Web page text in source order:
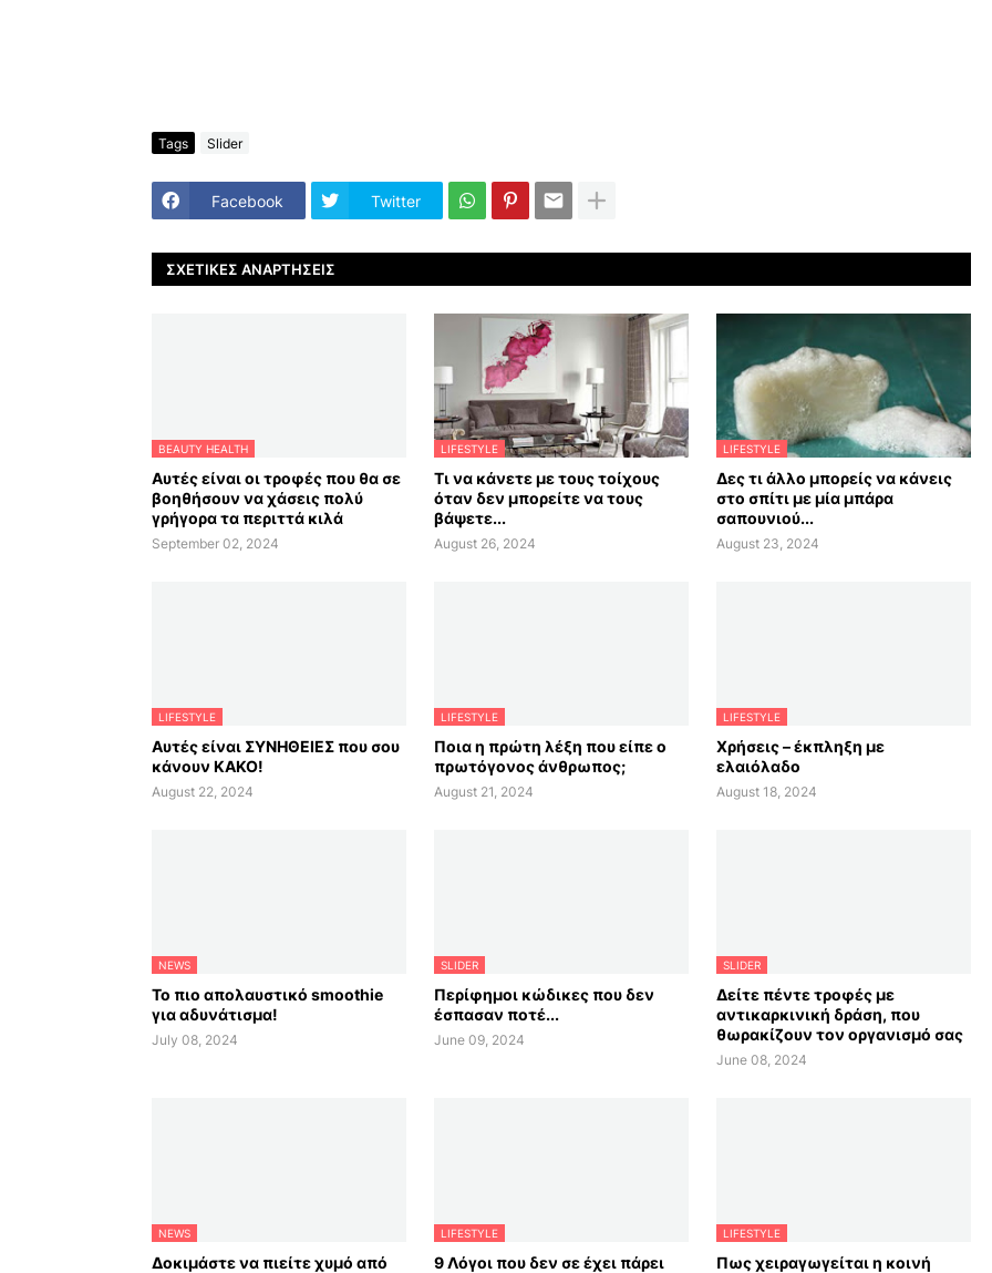
Tags Slider
Facebook Twitter
ΣΧΕΤΙΚΈΣ ΑΝΑΡΤΉΣΕΙΣ
BEAUTY HEALTH
Αυτές είναι οι τροφές που θα σε
βοηθήσουν να χάσεις πολύ
γρήγορα τα περιττά κιλά
September 02, 2024
LIFESTYLE
Τι να κάνετε με τους τοίχους
όταν δεν μπορείτε να τους
βάψετε...
August 26, 2024
LIFESTYLE
Δες τι άλλο μπορείς να κάνεις
στο σπίτι με μία μπάρα
σαπουνιού...
August 23, 2024
LIFESTYLE
Αυτές είναι ΣΥΝΗΘΕΙΕΣ που σου
κάνουν ΚΑΚΟ!
August 22, 2024
LIFESTYLE
Ποια η πρώτη λέξη που είπε ο
πρωτόγονος άνθρωπος;
August 21, 2024
LIFESTYLE
Χρήσεις – έκπληξη με
ελαιόλαδο
August 18, 2024
NEWS
Το πιο απολαυστικό smoothie
για αδυνάτισμα!
July 08, 2024
SLIDER
Περίφημοι κώδικες που δεν
έσπασαν ποτέ...
June 09, 2024
SLIDER
Δείτε πέντε τροφές με
αντικαρκινική δράση, που
θωρακίζουν τον οργανισμό σας
June 08, 2024
NEWS
Δοκιμάστε να πιείτε χυμό από
LIFESTYLE
9 Λόγοι που δεν σε έχει πάρει
LIFESTYLE
Πως χειραγωγείται η κοινή